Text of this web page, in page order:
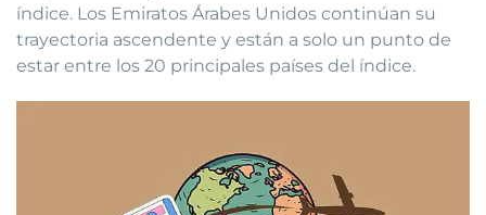
índice. Los Emiratos Árabes Unidos continúan su
trayectoria ascendente y están a solo un punto de
estar entre los 20 principales países del índice.